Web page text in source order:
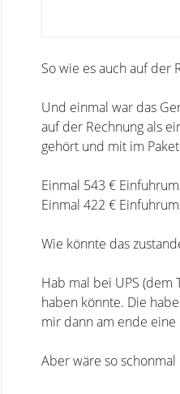
So wie es auch auf der
Und einmal war das
auf der Rechnung als
gehört und mit im
Einmal 543 €
Einmal 422 €
Wie könnte das
Hab mal bei UPS (dem
haben könnte. Die
mir dann am ende eine
Aber wäre so